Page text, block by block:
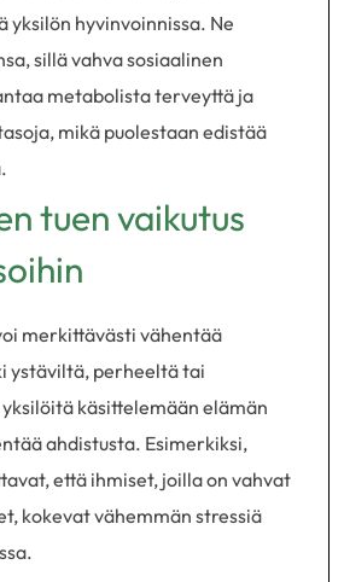
yksilön hyvinvoinnissa. Ne
sillä vahva sosiaalinen
metabolista terveyttä ja
mikä puolestaan edistää
tuen vaikutus
merkittävästi vähentää
ystäviltä, perheeltä tai
käsittelemään elämän
ahdistusta. Esimerkiksi,
että ihmiset, joilla on vahvat
kokevat vähemmän stressiä